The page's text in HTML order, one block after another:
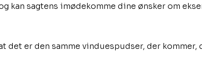
kan sagtens imødekomme dine ønsker om
det er den samme vinduespudser, der kommer,